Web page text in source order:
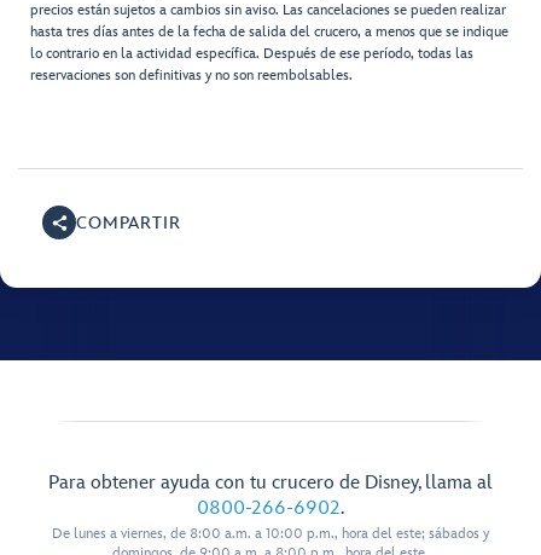
precios están sujetos a cambios sin aviso. Las cancelaciones se pueden realizar
hasta tres días antes de la fecha de salida del crucero, a menos que se indique
lo contrario en la actividad específica. Después de ese período, todas las
reservaciones son definitivas y no son reembolsables.
COMPARTIR
Para obtener ayuda con tu crucero de Disney, llama al
0800-266-6902.
De lunes a viernes, de 8:00 a.m. a 10:00 p.m., hora del este; sábados y